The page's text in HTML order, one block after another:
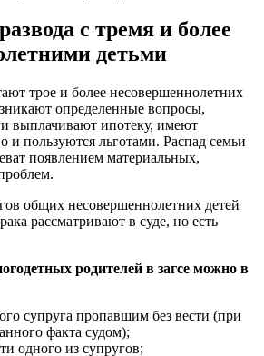
с тремя и более
детьми
трое и более несовершеннолетних
определенные вопросы,
выплачивают ипотеку, имеют
и пользуются льготами. Распад семьи
появлением материальных,
общих несовершеннолетних детей
рассматривают в суде, но есть
родителей в загсе можно в
супруга пропавшим без вести (при
факта судом);
одного из супругов;